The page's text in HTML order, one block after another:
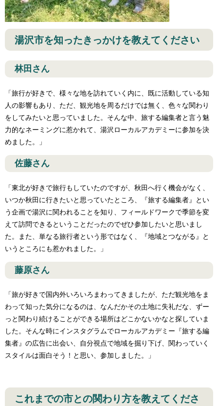
湯沢市を知ったきっかけを教えてください
林田さん
「旅行が好きで、様々な地を訪れていく内に、既に活動している知
人の影響もあり、ただ、観光地を周るだけでは無く、色々な関わり
をしてみたいと思っていました。そんな中、旅する編集者と言う魅
力的なネーミングに惹かれて、湯沢ローカルアカデミーに参加を決
めました。」
佐藤さん
「東北が好きで旅行もしていたのですが、秋田へ行く機会がなく、
いつか秋田に行きたいと思っていたところ、『旅する編集者』とい
う企画で湯沢に関われることを知り、フィールドワークで季節を変
えて訪問できるということだったのでぜひ参加したいと思いまし
た。また、単なる旅行者という形ではなく、『地域とつながる』と
いうところにも惹かれました。」
藤原さん
「旅が好きで国内外いろいろまわってきましたが、ただ観光地をま
わって知った気分になるのは、なんだかその土地に失礼だな、ずー
っと関わり続けることができる場所はどこかないかなと探していま
した。そんな時にインスタグラムでローカルアカデミー『旅する編
集者』の広告に出会い、自分視点で地域を掘り下げ、関わっていく
スタイルは面白そう！と思い、参加しました。」
これまでの市との関わり方を教えてくださ